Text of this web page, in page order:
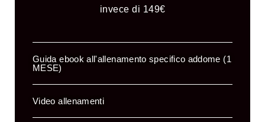
invece di 149€
Guida ebook all'allenamento specifico addome (1
MESE)
Video allenamenti